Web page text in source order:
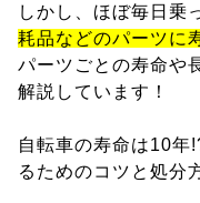
しかし、ほぼ毎日乗
耗品などのパーツに
パーツごとの寿命や
解説しています！
自転車の寿命は10年
るためのコツと処分